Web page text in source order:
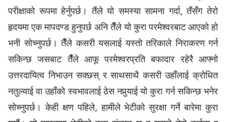
परीक्षाको रूपमा हेर्नुपर्छ। तैंले यो समस्या सामना गर्दा, तँसँग तेरो
हृदयमा एक मापदण्ड हुनुपर्छ अनि तैँले यो कुरा परमेश्‍वरबाट आएको हो
भनी सोच्नुपर्छ। तैँले कसरी यसलाई यस्तो तरिकाले निराकरण गर्न
सकिन्छ जसबाट तैँले आफू परमेश्‍वरप्रति बफादार रहेरै आफ्नो
उत्तरदायित्व निभाउन सक्छस् र साथसाथै कसरी उहाँलाई क्रोधित
नतुल्याई वा उहाँको स्वभावलाई ठेस नपुर्‍याई यो कुरा गर्न सकिन्छ भनेर
सोच्नुपर्छ। केही क्षण पहिले, हामीले भेटीको सुरक्षा गर्ने बारेमा कुरा